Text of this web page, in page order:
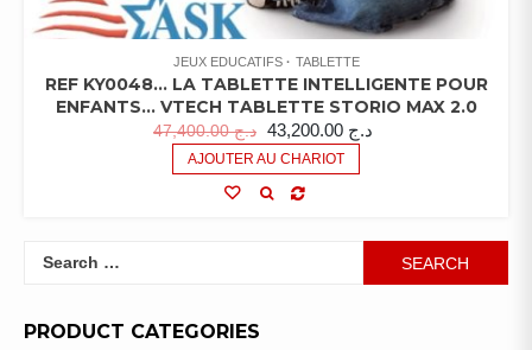
JEUX EDUCATIFS TABLETTE
REF KY0048… LA TABLETTE INTELLIGENTE POUR
ENFANTS… VTECH TABLETTE STORIO MAX 2.0
د.ج47,400.00 د.ج
AJOUTER AU CHARIOT
PRODUCT CATEGORIES